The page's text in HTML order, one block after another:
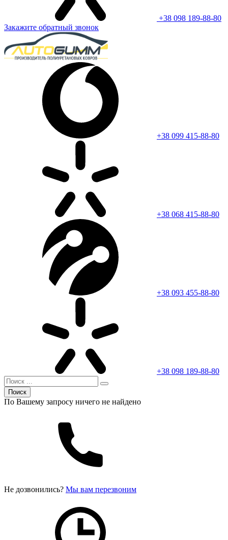
+38 098 189-88-80
Закажите обратный звонок
+38 099 415-88-80
+38 068 415-88-80
+38 093 455-88-80
+38 098 189-88-80
Поиск
По Вашему запросу ничего не найдено
Не дозвонились? Мы вам перезвоним